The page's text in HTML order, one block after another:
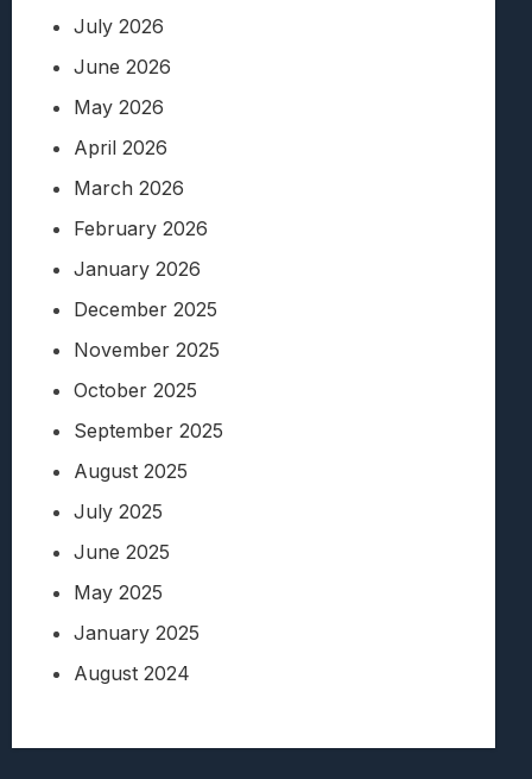
July 2026
June 2026
May 2026
April 2026
March 2026
February 2026
January 2026
December 2025
November 2025
October 2025
September 2025
August 2025
July 2025
June 2025
May 2025
January 2025
August 2024